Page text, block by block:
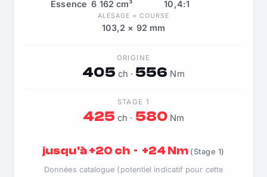
Essence 6 162 cm³ 10,4:1
ALÉSAGE × COURSE
103,2 × 92 mm
ORIGINE
405 ch · 556 Nm
STAGE 1
425 ch · 580Nm
jusqu'à +20 ch · +24 Nm (Stage 1)
Données catalogue (potentiel indicatif pour cette